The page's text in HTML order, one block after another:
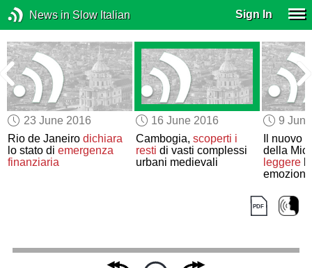
News in Slow Italian Sign In
23 June 2016
Rio de Janeirodichiara
lo stato diemergenza
finanziaria
16 June 2016
Cambogia, scoperti i
resti di vasti complessi
urbani medievali
9
Il nuovo
della
leggerele
emozioni